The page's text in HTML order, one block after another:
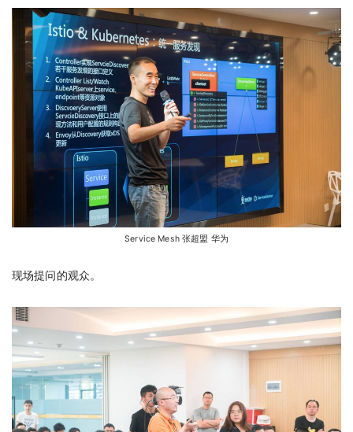
Service Mesh 张超盟 华为
现场提问的观众。